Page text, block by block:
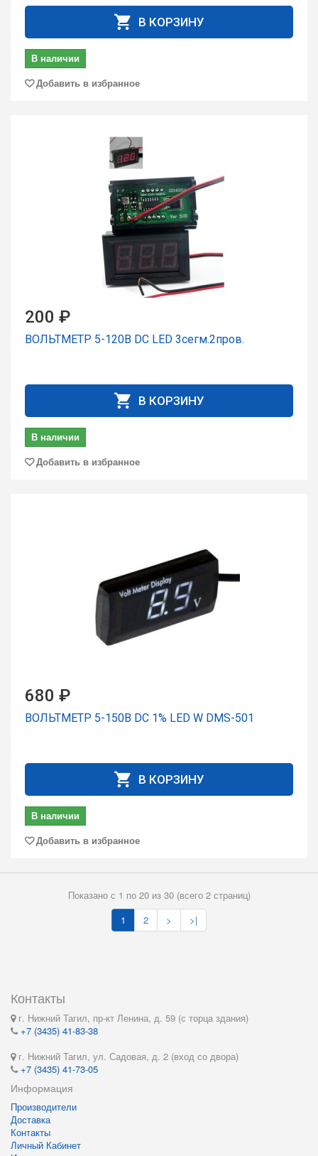
В КОРЗИНУ
В наличии
Добавить в избранное
200 ₽
ВОЛЬТМЕТР 5-120В DC LED 3сегм.2пров.
В КОРЗИНУ
В наличии
Добавить в избранное
680 ₽
ВОЛЬТМЕТР 5-150В DC 1% LED W DMS-501
В КОРЗИНУ
В наличии
Добавить в избранное
Показано с 1 по 20 из 30 (всего 2 страниц)
1
2 > >|
Контакты
г. Нижний Тагил, пр-кт Ленина, д. 59 (с торца здания)
+7 (3435) 41-83-38
г. Нижний Тагил, ул. Садовая, д. 2 (вход со двора)
+7 (3435) 41-73-05
Информация
Производители
Доставка
Контакты
Личный Кабинет